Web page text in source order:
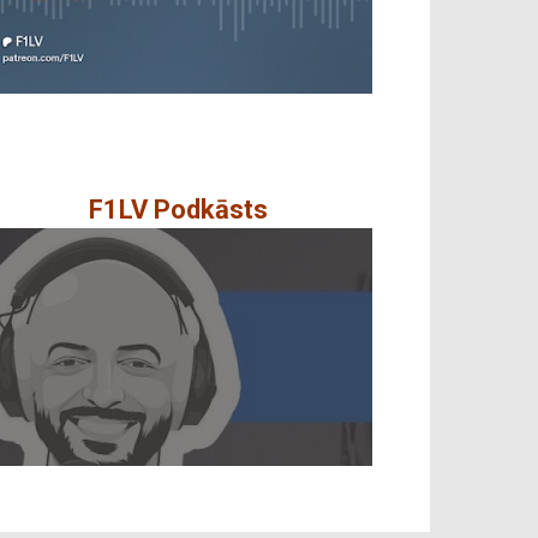
F1LV Podkāsts